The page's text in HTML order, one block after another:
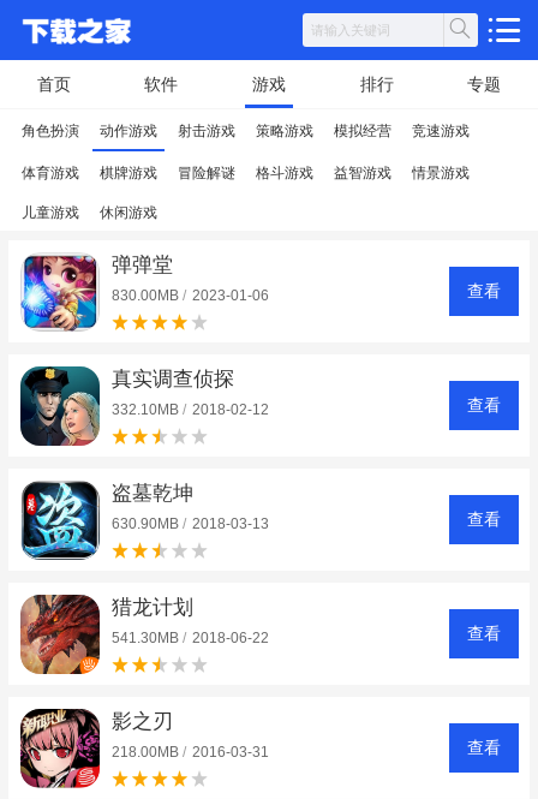
首页 软件 游戏 排行 专题
角色扮演 动作游戏 射击游戏 策略游戏 模拟经营 竞速游戏
体育游戏 棋牌游戏 冒险解谜 格斗游戏 益智游戏 情景游戏
儿童游戏 休闲游戏
弹弹堂
830.00MB / 2023-01-06 查看
真实调查侦探
332.10MB / 2018-02-12 查看
盗墓乾坤
630.90MB / 2018-03-13 查看
猎龙计划
541.30MB / 2018-06-22 查看
影之刃
218.00MB / 2016-03-31 查看